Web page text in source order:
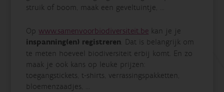
struik of boom, maak een geveltuintje, ...
Op www.samenvoorbiodiversiteit.be kan je je
inspanning(en) registreren. Dat is belangrijk om
te meten hoeveel biodiversiteit erbij komt. En zo
maak je ook kans op leuke prijzen:
toegangstickets, t-shirts, verrassingspakketten,
bloemenzaadjes, ...